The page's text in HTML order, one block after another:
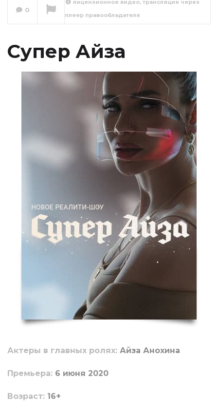
Супер Айза 1 сезон
0
лицензионное видео, трансляция через
плеер правообладателя
Супер Айза
Актеры в главных ролях: Айза Анохина
Пpeмьepa: 6 июня 2020
Boзpacт: 16+